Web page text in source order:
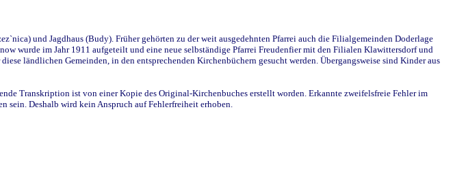
und Jagdhaus (Budy). Früher gehörten zu der weit ausgedehnten Pfarrei auch die Filialgemeinden Doderlage
wurde im Jahr 1911 aufgeteilt und eine neue selbständige Pfarrei Freudenfier mit den Filialen Klawittersdorf und
ländlichen Gemeinden, in den entsprechenden Kirchenbüchern gesucht werden. Übergangsweise sind Kinder aus
Transkription ist von einer Kopie des Original-Kirchenbuches erstellt worden. Erkannte zweifelsfreie Fehler im
sein. Deshalb wird kein Anspruch auf Fehlerfreiheit erhoben.